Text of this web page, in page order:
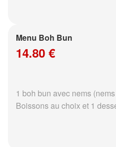
Menu Boh Bun
14.80 €
1 boh bun avec nems
Boissons au choix et 1